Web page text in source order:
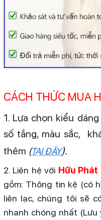
CÁCH THỨC MUA
1. Lựa chọn kiểu
số tầng, màu sắc,
thêm (TẠI ĐÂY).
2. Liên hệ với Hữu Phát
gồm: Thông tin kệ (có
liên lạc, chúng tôi sẽ
nhanh chóng nhất